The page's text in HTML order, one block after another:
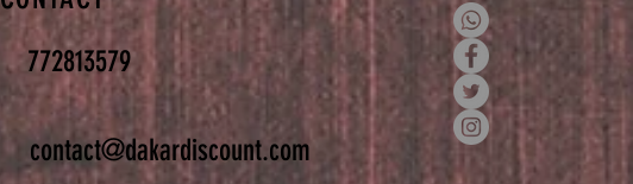
772813579
contact@dakardiscount.com